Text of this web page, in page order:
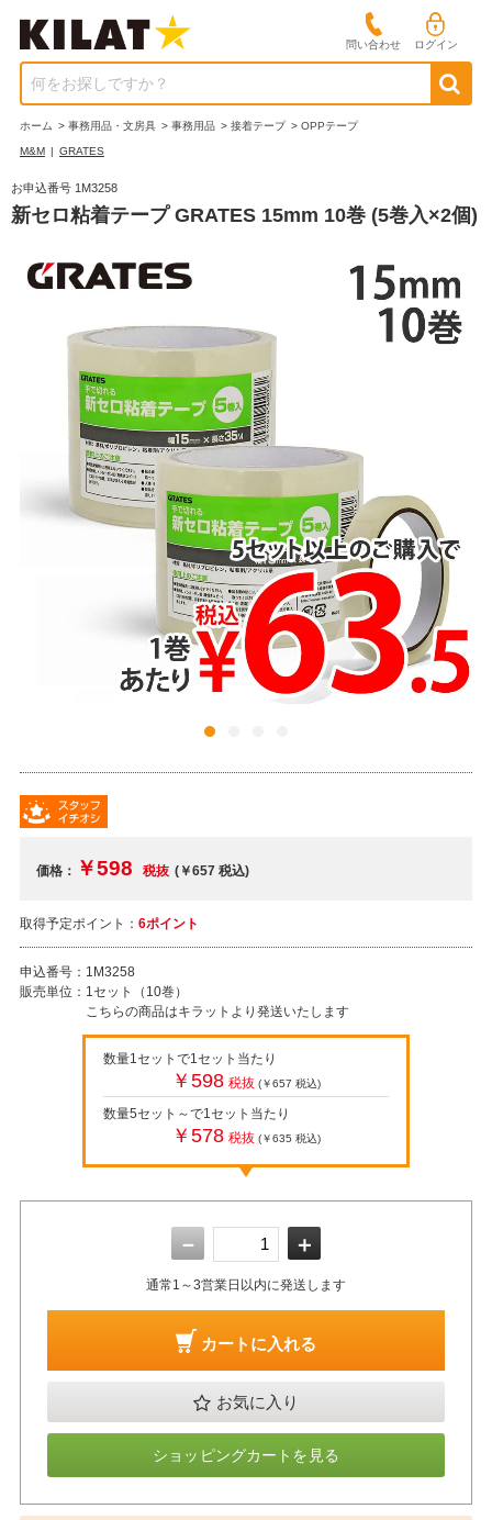
問い合わせ ログイン
何をお探しですか？
ホーム > 事務用品・文房具 > 事務用品 > 接着テープ > OPPテープ
M&M | GRATES
お申込番号 1M3258
新セロ粘着テープ GRATES 15mm 10巻 (5巻入×2個)
価格： ￥598 税抜 (￥657税込)
取得予定ポイント： 6ポイント
申込番号： 1M3258
販売単位： 1セット（10巻）
こちらの商品はキラットより発送いたします
数量1セットで1セット当たり
￥598 税抜 (￥657 税込)
数量5セット～で1セット当たり
￥578 税抜 (￥635 税込)
－ ＋
通常1～3営業日以内に発送します
カートに入れる
お気に入り
ショッピングカートを見る